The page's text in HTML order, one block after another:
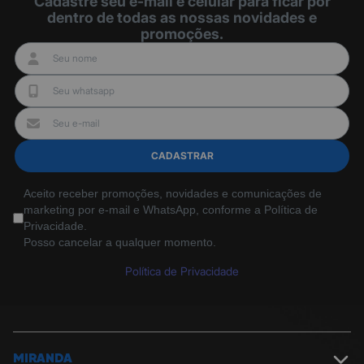
dentro de todas as nossas novidades e
promoções.
CADASTRAR
Aceito receber promoções, novidades e comunicações de
marketing por e-mail e WhatsApp, conforme a Política de
Privacidade.
Posso cancelar a qualquer momento.
Política de Privacidade
MIRANDA